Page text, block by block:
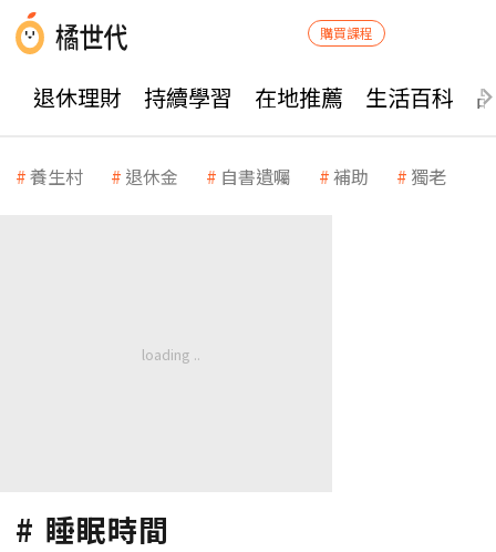
購買課程
退休理財 持續學習 在地推薦 生活百科
養生村 退休金 自書遺囑 補助 獨老
睡眠時間